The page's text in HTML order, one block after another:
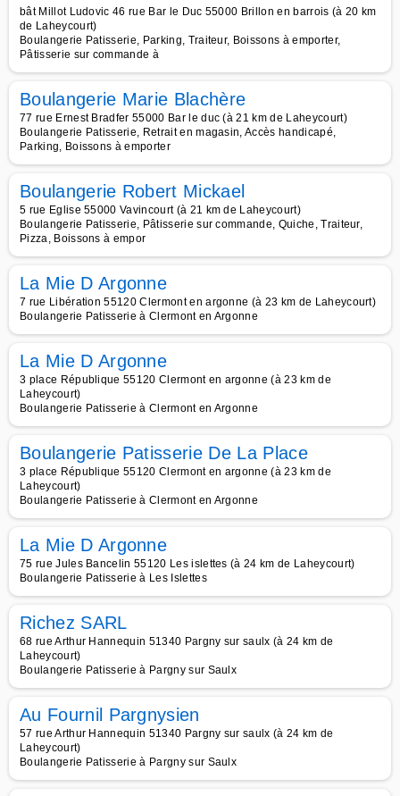
bât Millot Ludovic 46 rue Bar le Duc 55000 Brillon en barrois (à 20 km
de Laheycourt)
Boulangerie Patisserie, Parking, Traiteur, Boissons à emporter,
Pâtisserie sur commande à
Boulangerie Marie Blachère
77 rue Ernest Bradfer 55000 Bar le duc (à 21 km de Laheycourt)
Boulangerie Patisserie, Retrait en magasin, Accès handicapé,
Parking, Boissons à emporter
Boulangerie Robert Mickael
5 rue Eglise 55000 Vavincourt (à 21 km de Laheycourt)
Boulangerie Patisserie, Pâtisserie sur commande, Quiche, Traiteur,
Pizza, Boissons à empor
La Mie D Argonne
7 rue Libération 55120 Clermont en argonne (à 23 km de Laheycourt)
Boulangerie Patisserie à Clermont en Argonne
La Mie D Argonne
3 place République 55120 Clermont en argonne (à 23 km de
Laheycourt)
Boulangerie Patisserie à Clermont en Argonne
Boulangerie Patisserie De La Place
3 place République 55120 Clermont en argonne (à 23 km de
Laheycourt)
Boulangerie Patisserie à Clermont en Argonne
La Mie D Argonne
75 rue Jules Bancelin 55120 Les islettes (à 24 km de Laheycourt)
Boulangerie Patisserie à Les Islettes
Richez SARL
68 rue Arthur Hannequin 51340 Pargny sur saulx (à 24 km de
Laheycourt)
Boulangerie Patisserie à Pargny sur Saulx
Au Fournil Pargnysien
57 rue Arthur Hannequin 51340 Pargny sur saulx (à 24 km de
Laheycourt)
Boulangerie Patisserie à Pargny sur Saulx